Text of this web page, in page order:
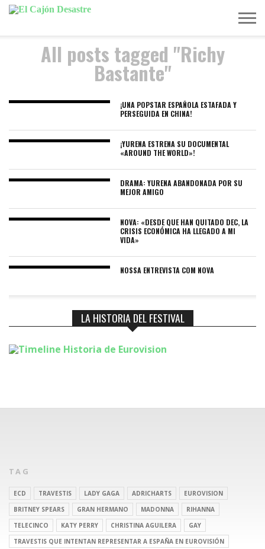
MÚSICA
TELEVISIÓN
POLÍTICA
ACTUALIDAD
EUROVISIÓN
All posts tagged "Richy
Bastante"
¡UNA POPSTAR ESPAÑOLA ESTAFADA Y
PERSEGUIDA EN CHINA!
¡YURENA ESTRENA SU DOCUMENTAL
«AROUND THE WORLD»!
DRAMA: YURENA ABANDONADA POR SU
MEJOR AMIGO
NOVA: «DESDE QUE HAN QUITADO DEC, LA
CRISIS ECONÓMICA HA LLEGADO A MI
VIDA»
NOSSA ENTREVISTA COM NOVA
LA HISTORIA DEL FESTIVAL
TAG
ECD TRAVESTIS LADY GAGA ADRICHARTS
EUROVISION
BRITNEY SPEARS
GRAN HERMANO MADONNA
RIHANNA
TELECINCO
KATY PERRY CHRISTINA AGUILERA
GAY
TRAVESTIS QUE INTENTAN REPRESENTAR A ESPAÑA EN EUROVISIÓN